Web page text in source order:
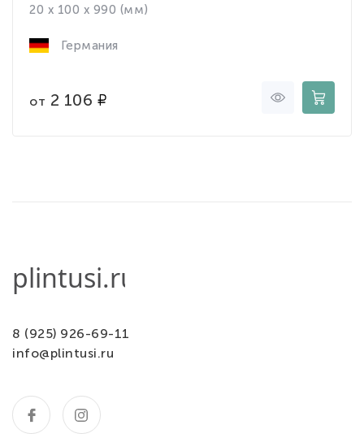
20 x 100 x 990 (мм)
Германия
от 2 106
8 (925) 926-69-11
info@plintusi.ru